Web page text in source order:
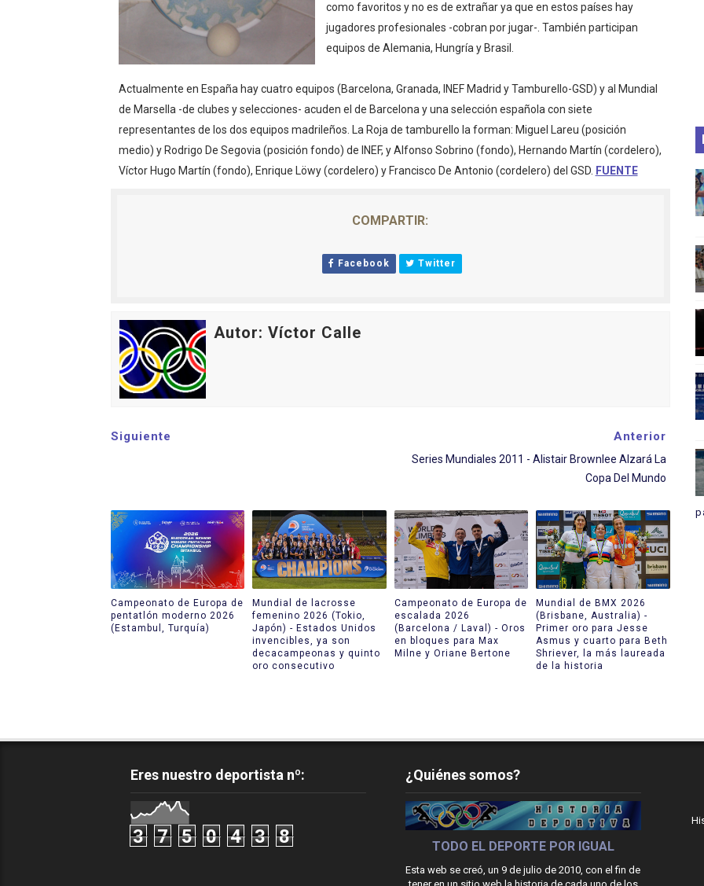
como favoritos y no es de extrañar ya que en estos países hay
jugadores profesionales -cobran por jugar-. También participan
equipos de Alemania, Hungría y Brasil.
Actualmente en España hay cuatro equipos (Barcelona, Granada, INEF Madrid y Tamburello-GSD) y al Mundial
de Marsella -de clubes y selecciones- acuden el de Barcelona y una selección española con siete
representantes de los dos equipos madrileños. La Roja de tamburello la forman: Miguel Lareu (posición
medio) y Rodrigo De Segovia (posición fondo) de INEF, y Alfonso Sobrino (fondo), Hernando Martín (cordelero),
Víctor Hugo Martín (fondo), Enrique Löwy (cordelero) y Francisco De Antonio (cordelero) del GSD. FUENTE
COMPARTIR:
Facebook Twitter
Autor: Víctor Calle
Siguiente Anterior
Series Mundiales 2011 - Alistair Brownlee Alzará La
Copa Del Mundo
Campeonato de Europa de
pentatlón moderno 2026
(Estambul, Turquía)
Mundial de lacrosse
femenino 2026 (Tokio,
Japón) - Estados Unidos
invencibles, ya son
decacampeonas y quinto
oro consecutivo
Campeonato de Europa de
escalada 2026
(Barcelona / Laval) - Oros
en bloques para Max
Milne y Oriane Bertone
Mundial de BMX 2026
(Brisbane, Australia) -
Primer oro para Jesse
Asmus y cuarto para Beth
Shriever, la más laureada
de la historia
Eres nuestro deportista nº:
3 7 5 0 4 3 8
¿Quiénes somos?
TODO EL DEPORTE POR IGUAL
Esta web se creó, un 9 de julio de 2010, con el fin de